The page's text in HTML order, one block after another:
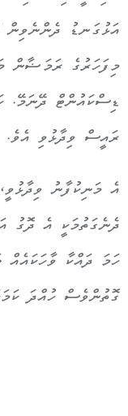
އަޅުގަނޑު
މިފަހަރުގެ ރަމަޟާން
ޑިސްކައުންޓް ދޭނަމޭ.
ރައީސް ވިދާޅުވި އެވެ.
އެ މަނިކުފާނު
ދެނެގަތުމަކީ އެ ދޮގު
ހަމަ ދައްކާ ވާހަކައެއް
ގޮތުންވެސް ހުއްދަ